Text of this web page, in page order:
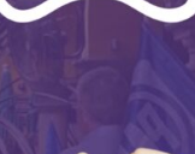
de San Marcial